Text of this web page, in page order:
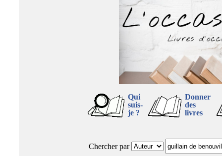
Qui
suis-
je ?
Donner
des
livres
Chercher par